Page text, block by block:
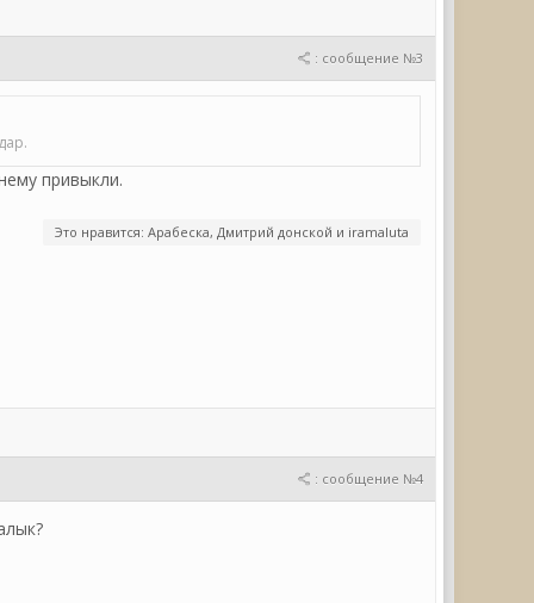
: сообщение №3
привыкли.
Это нравится: Арабеска, Дмитрий донской и iramaluta
: сообщение №4